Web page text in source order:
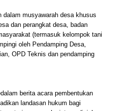
dalam musyawarah desa khusus
dan perangkat desa, badan
(termasuk kelompok tani
oleh Pendamping Desa,
OPD Teknis dan pendamping
berita acara pembentukan
landasan hukum bagi